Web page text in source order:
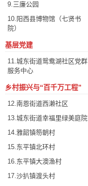
9.三廉公园
10.阳西县博物馆（七贤书
院）
基层党建
11.城东街道鸳鸯湖社区党群
服务中心
乡村振兴与“百千万工程”
12.南恩街道西濑社区
13.城东街道幸福里绿美庭院
14.雅韶镇笏朝村
15.东平镇北环村
16.东平镇大澳渔村
17.沙扒镇渡头村